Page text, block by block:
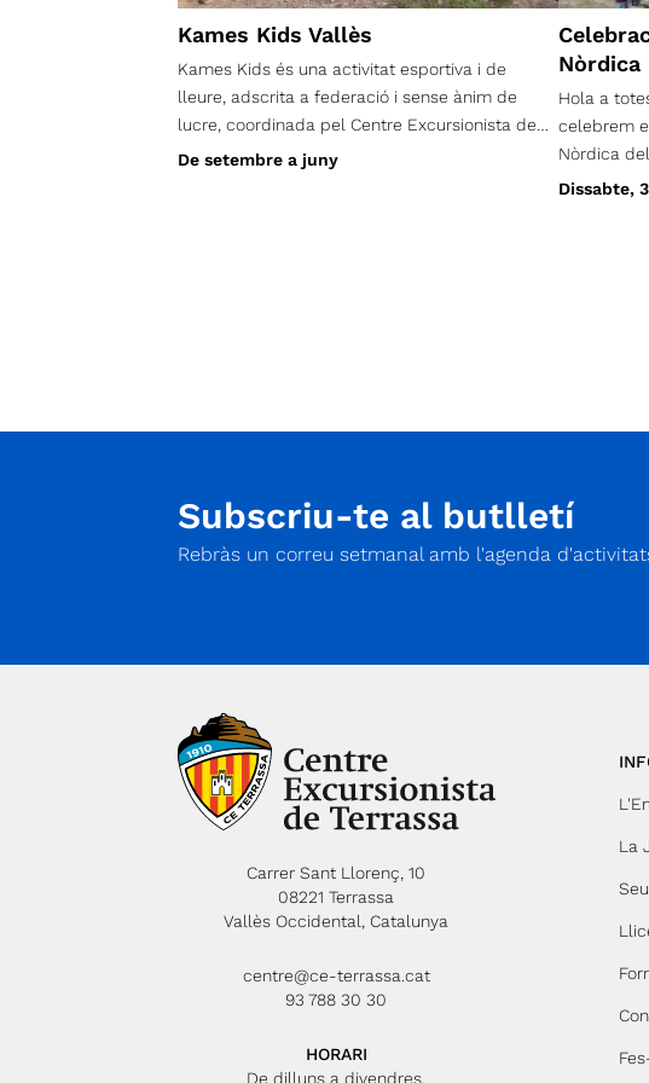
Kames Kids Vallès
Kames Kids és una activitat esportiva i de
lleure, adscrita a federació i sense ànim de
lucre, coordinada pel Centre Excursionista de
Terrassa.
De setembre a juny
Nòrdica
Hola a
celebrem
Nòrdica
Dissabte 3
Dissabte,
Subscriu-te al butlletí
Rebràs un correu setmanal amb l'agenda
Carrer Sant Llorenç, 10
08221 Terrassa
Vallès Occidental, Catalunya
centre@ce-terrassa.cat
93 788 30 30
HORARI
De dilluns a divendres,
La